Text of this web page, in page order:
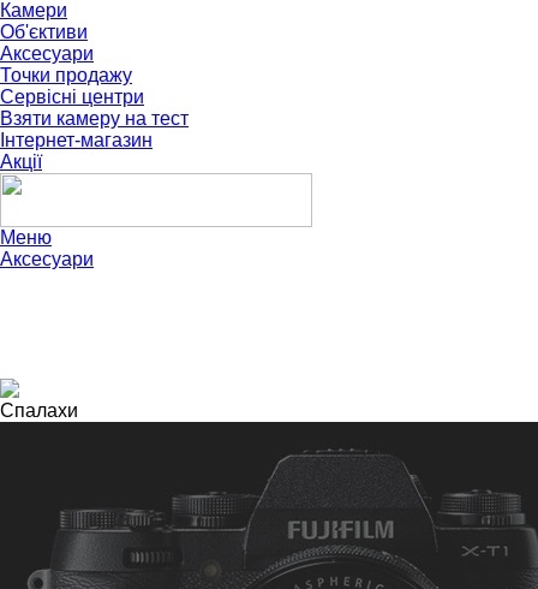
Камери
Об'єктиви
Аксесуари
Точки продажу
Сервісні центри
Взяти камеру на тест
Інтернет-магазин
Акції
Меню
Аксесуари
Спалахи